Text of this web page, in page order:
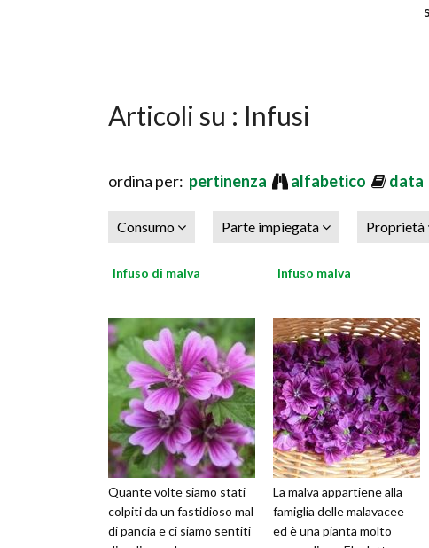
Articoli su : Infusi
ordina per: pertinenza alfabetico data
Consumo Parte impiegata Proprietà
Infuso di malva
Quante volte siamo stati
colpiti da un fastidioso mal
di pancia e ci siamo sentiti
Infuso malva
La malva appartiene alla
famiglia delle malavacee
ed è una pianta molto